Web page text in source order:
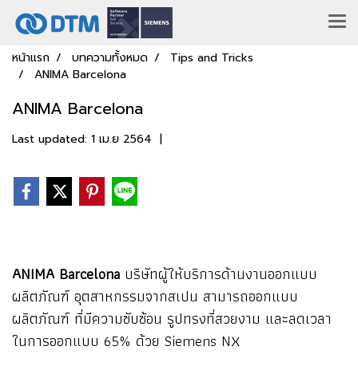
หน้าแรก บทความทั้งหมด
Tips and Tricks
ANIMA Barcelona
ANIMA Barcelona
Last updated: 1 เม.ย 2564 |
ANIMA Barcelona บริษัทผู้ให้บริการด้านงานออกแบบ
ผลิตภัณฑ์ อุตสาหกรรมจากสเปน สามารถออกแบบ
ผลิตภัณฑ์ ที่มีความซับซ้อน รูปทรงที่สวยงาม และลดเวลา
ในการออกแบบ 65% ด้วย Siemens NX